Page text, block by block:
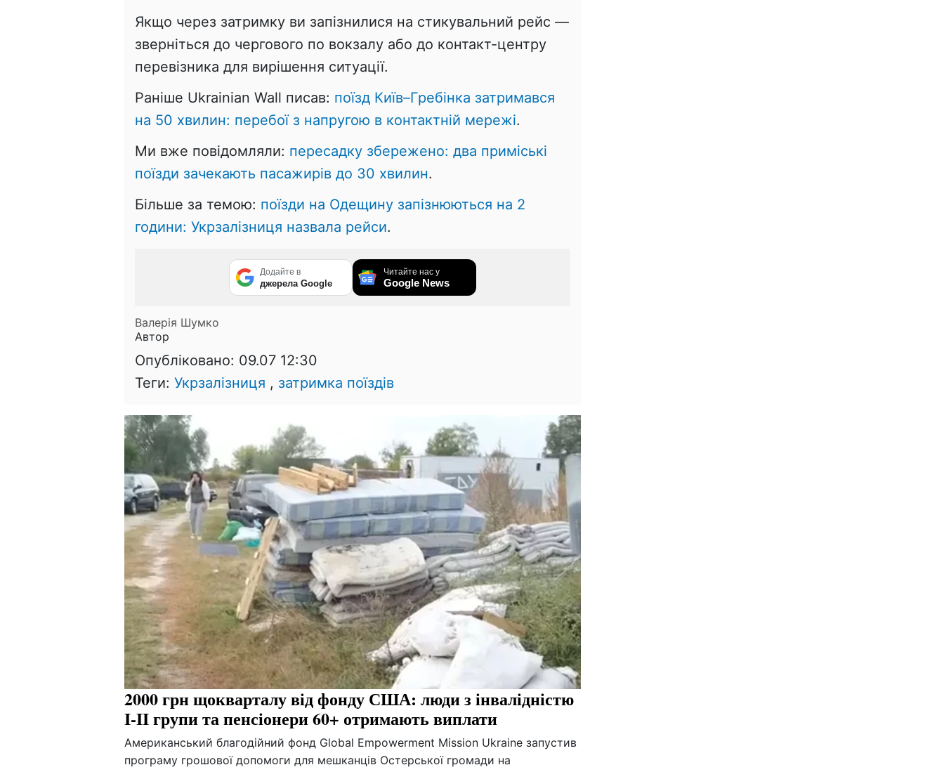
Якщо через затримку ви запізнилися на стикувальний рейс —
зверніться до чергового по вокзалу або до контакт-центру
перевізника для вирішення ситуації.
Раніше Ukrainian Wall писав: поїзд Київ–Гребінка затримався
на 50 хвилин: перебої з напругою в контактній мережі.
Ми вже повідомляли: пересадку збережено: два приміські
поїзди зачекають пасажирів до 30 хвилин.
Більше за темою: поїзди на Одещину запізнюються на 2
години: Укрзалізниця назвала рейси.
Додайте в
джерела Google
Читайте нас у
Google News
Валерія Шумко
Автор
Опубліковано: 09.07 12:30
Теги: Укрзалізниця , затримка поїздів
2000 грн щокварталу від фонду США: люди з інвалідністю
I-II групи та пенсіонери 60+ отримають виплати
Американський благодійний фонд Global Empowerment Mission Ukraine запустив
програму грошової допомоги для мешканців Остерської громади на